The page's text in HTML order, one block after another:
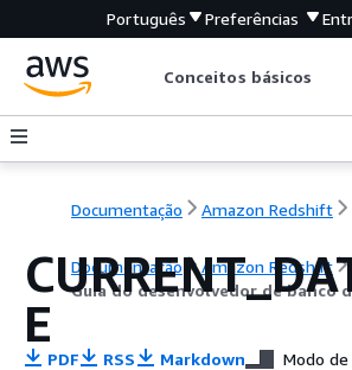
Português Preferências
Conceitos básicos
Documentação Amazon Redshift
Documentação
Amazon Redshift
Guia do desenvolvedor de banco
E
PDF RSS Markdown Modo